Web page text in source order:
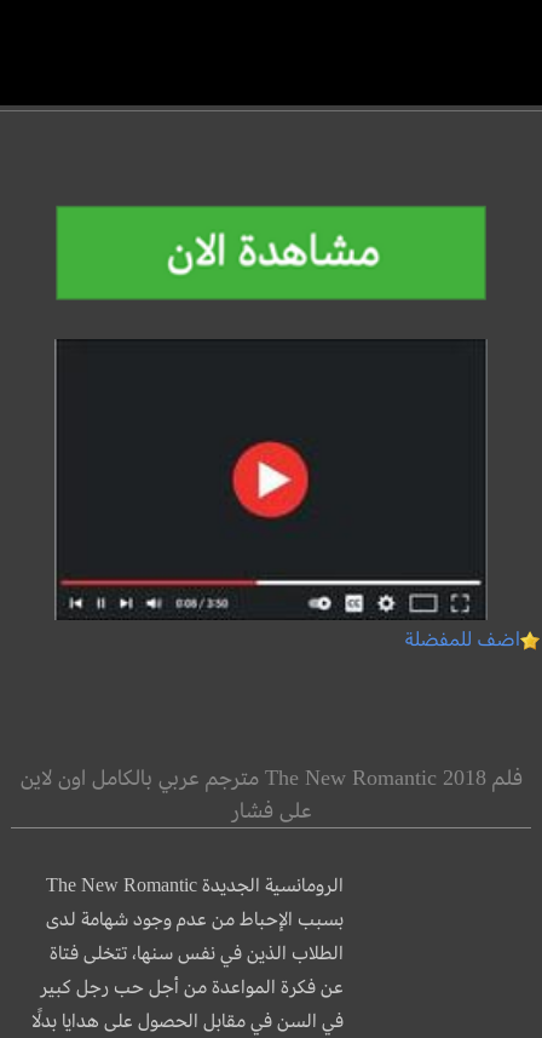
اضف للمفضلة
فلم The New Romantic 2018 مترجم عربي بالكامل اون لاين
على فشار
الرومانسية الجديدة The New Romantic
بسبب الإحباط من عدم وجود شهامة لدى
الطلاب الذين في نفس سنها، تتخلى فتاة
عن فكرة المواعدة من أجل حب رجل كبير
في السن في مقابل الحصول على هدايا بدلًا